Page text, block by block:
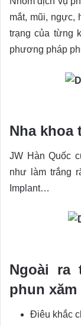
mắt, mũi, ngực,
trạng của từng
phương pháp
Nha khoa
JW Hàn Quốc
như làm trắng
Implant…
Ngoài ra
phun xăm
Điêu khắc